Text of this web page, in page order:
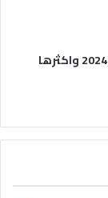
أفضل المسلسلات الكورية 2024 واكثرها